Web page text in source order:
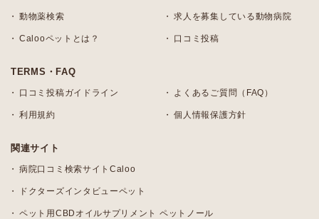
動物薬検索 求人を募集している動物病院
Calooペットとは？ 口コミ投稿
TERMS・FAQ
口コミ投稿ガイドライン よくあるご質問（FAQ）
利用規約 個人情報保護方針
関連サイト
病院口コミ検索サイトCaloo
ドクターズインタビューペット
ペット用CBDオイルサプリメント ペットノール